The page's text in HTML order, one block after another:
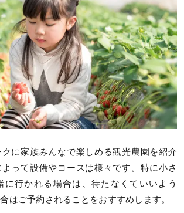
に家族みんなで楽しめる観光農園を紹介
って設備やコースは様々です。特に小さ
に行かれる場合は、待たなくていいよう
はご予約されることをおすすめします。